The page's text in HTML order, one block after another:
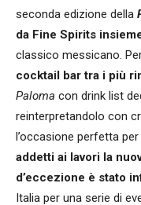
seconda edizione della
da Fine Spirits
classico messicano.
cocktail bar tra i più
Paloma con drink list
reinterpretandolo con
l’occasione perfetta per
addetti ai lavori la
d’eccezione è stato
Italia per una serie di